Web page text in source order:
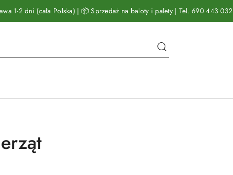
1-2 dni (cała Polska) | 📦 Sprzedaż na baloty i palety | Tel.690 443 032